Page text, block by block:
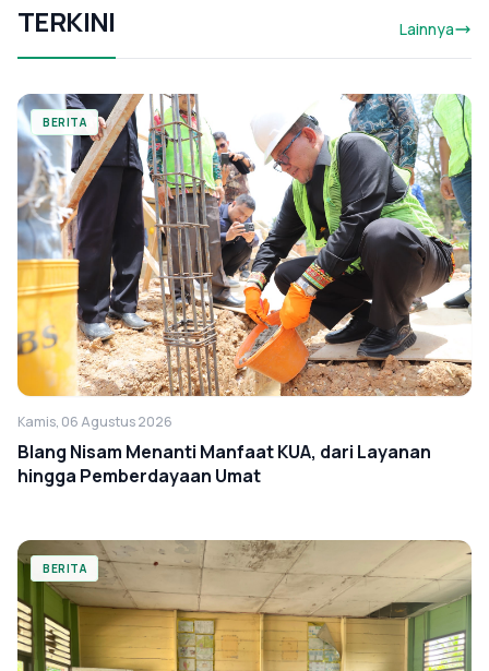
TERKINI Lainnya
BERITA
Kamis, 06 Agustus 2026
Blang Nisam Menanti Manfaat KUA, dari Layanan
hingga Pemberdayaan Umat
BERITA